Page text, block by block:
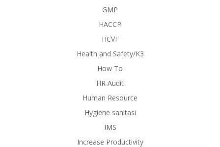
GMP
HACCP
HCVF
Health and Safety/K3
How To
HR Audit
Human Resource
Hygiene sanitasi
IMS
Increase Productivity